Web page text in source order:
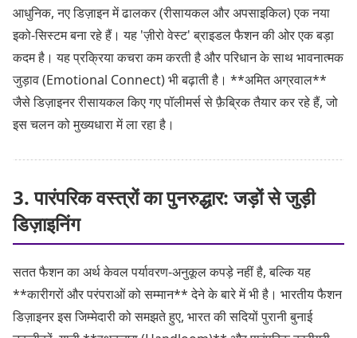
आधुनिक, नए डिज़ाइन में ढालकर (रीसायकल और अपसाइकिल) एक नया
इको-सिस्टम बना रहे हैं। यह 'ज़ीरो वेस्ट' ब्राइडल फैशन की ओर एक बड़ा
कदम है। यह प्रक्रिया कचरा कम करती है और परिधान के साथ भावनात्मक
जुड़ाव (Emotional Connect) भी बढ़ाती है। **अमित अग्रवाल**
जैसे डिज़ाइनर रीसायकल किए गए पॉलीमर्स से फ़ैब्रिक तैयार कर रहे हैं, जो
इस चलन को मुख्यधारा में ला रहा है।
3. पारंपरिक वस्त्रों का पुनरुद्धार: जड़ों से जुड़ी
डिज़ाइनिंग
सतत फैशन का अर्थ केवल पर्यावरण-अनुकूल कपड़े नहीं है, बल्कि यह
**कारीगरों और परंपराओं को सम्मान** देने के बारे में भी है। भारतीय फैशन
डिज़ाइनर इस जिम्मेदारी को समझते हुए, भारत की सदियों पुरानी बुनाई